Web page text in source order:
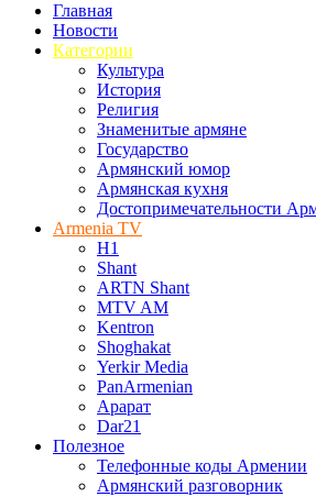
Главная
Новости
Категории
Культура
История
Религия
Знаменитые армяне
Государство
Армянский юмор
Армянская кухня
Достопримечательности
Armenia TV
H1
Shant
ARTN Shant
MTV AM
Kentron
Shoghakat
Yerkir Media
PanArmenian
Арарат
Dar21
Полезное
Телефонные коды Армении
Армянский разговорник